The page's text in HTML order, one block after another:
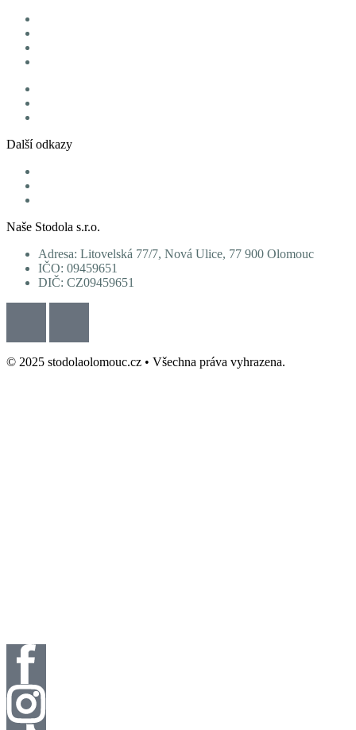
Další odkazy
Naše Stodola s.r.o.
Adresa: Litovelská 77/7, Nová Ulice, 77 900 Olomouc
IČO: 09459651
DIČ: CZ09459651
© 2025 stodolaolomouc.cz • Všechna práva vyhrazena.